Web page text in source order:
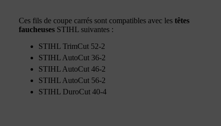
Ces fils de coupe carrés sont compatibles avec les têtes
faucheuses STIHL suivantes :
STIHL TrimCut 52-2
STIHL AutoCut 36-2
STIHL AutoCut 46-2
STIHL AutoCut 56-2
STIHL DuroCut 40-4